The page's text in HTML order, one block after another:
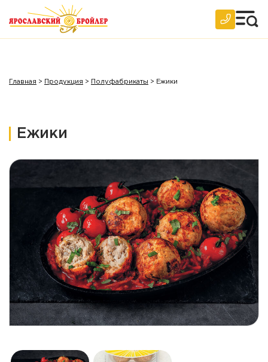
Главная > Продукция > Полуфабрикаты > Ежики
Ежики